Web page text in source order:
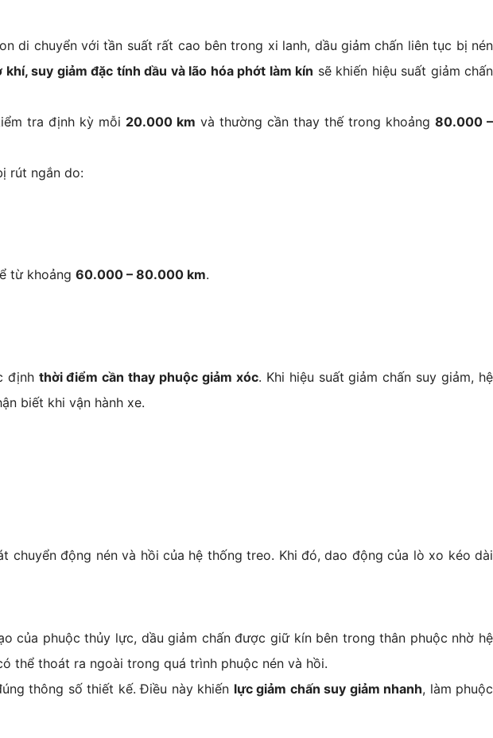
di chuyển với tần suất rất cao bên trong xi lanh, dầu giảm chấn liên tục bị nén
khí, suy giảm đặc tính dầu và lão hóa phớt làm kín sẽ khiến hiệu suất giảm chấn
tra định kỳ mỗi 20.000 km và thường cần thay thế trong khoảng80.000 –
rút ngắn do:
từ khoảng 60.000 – 80.000 km.
định thời điểm cần thay phuộc giảm xóc. Khi hiệu suất giảm chấn suy giảm, hệ
biết khi vận hành xe.
động nén và hồi của hệ thống treo. Khi đó, dao động của lò xo kéo dài
của phuộc thủy lực, dầu giảm chấn được giữ kín bên trong thân phuộc nhờ hệ
thể thoát ra ngoài trong quá trình phuộc nén và hồi.
thông số thiết kế. Điều này khiến lực giảm chấn suy giảm nhanh, làm phuộc